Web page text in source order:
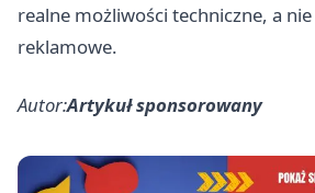
realne możliwości techniczne, a nie
reklamowe.
Autor:Artykuł sponsorowany